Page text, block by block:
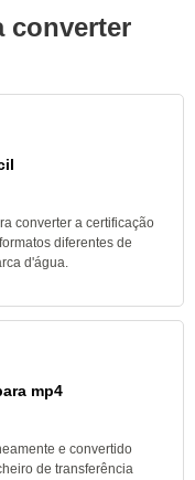
converter
converter a certificação
diferentes de
d'água.
mp4
e convertido
de transferência